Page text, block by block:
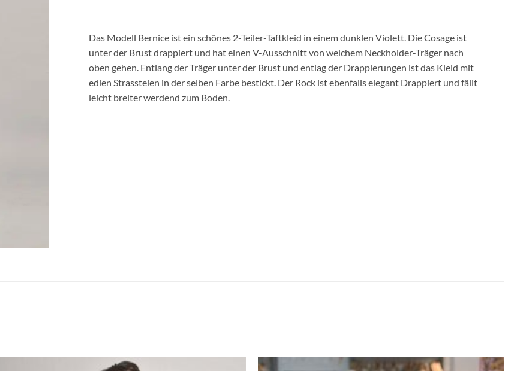
Das Modell Bernice ist ein schönes 2-Teiler-Taftkleid in einem dunklen Violett. Die Cosage ist
unter der Brust drappiert und hat einen V-Ausschnitt von welchem Neckholder-Träger nach
oben gehen. Entlang der Träger unter der Brust und entlag der Drappierungen ist das Kleid mit
edlen Strassteien in der selben Farbe bestickt. Der Rock ist ebenfalls elegant Drappiert und fällt
leicht breiter werdend zum Boden.